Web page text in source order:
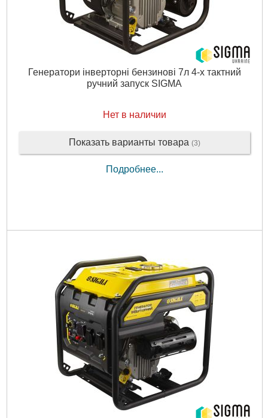
Генератори інверторні бензинові 7л 4-х тактний
ручний запуск SIGMA
Нет в наличии
Показать варианты товара (3)
Подробнее...